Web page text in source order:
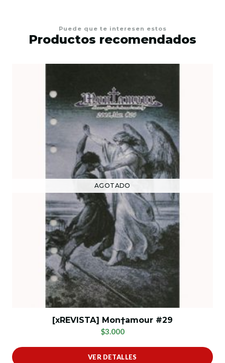
Puede que te interesen estos
Productos recomendados
AGOTADO
[xREVISTA] Mon†amour #29
$3.000
VER DETALLES